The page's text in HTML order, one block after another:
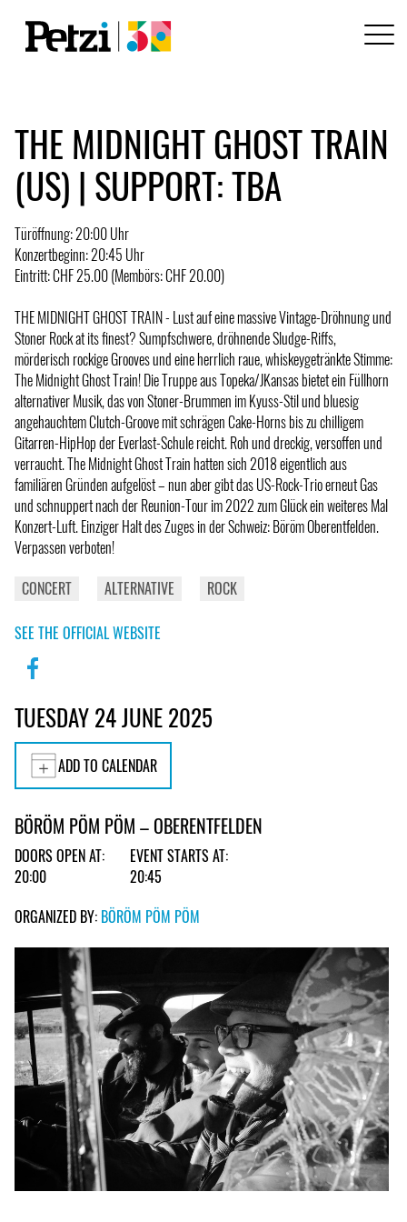
THE MIDNIGHT GHOST TRAIN
(US) | SUPPORT: TBA
Türöffnung: 20:00 Uhr
Konzertbeginn: 20:45 Uhr
Eintritt: CHF 25.00 (Membörs: CHF 20.00)
THE MIDNIGHT GHOST TRAIN - Lust auf eine massive Vintage-Dröhnung und
Stoner Rock at its finest? Sumpfschwere, dröhnende Sludge-Riffs,
mörderisch rockige Grooves und eine herrlich raue, whiskeygetränkte Stimme:
The Midnight Ghost Train! Die Truppe aus Topeka/JKansas bietet ein Füllhorn
alternativer Musik, das von Stoner-Brummen im Kyuss-Stil und bluesig
angehauchtem Clutch-Groove mit schrägen Cake-Horns bis zu chilligem
Gitarren-HipHop der Everlast-Schule reicht. Roh und dreckig, versoffen und
verraucht. The Midnight Ghost Train hatten sich 2018 eigentlich aus
familiären Gründen aufgelöst – nun aber gibt das US-Rock-Trio erneut Gas
und schnuppert nach der Reunion-Tour im 2022 zum Glück ein weiteres Mal
Konzert-Luft. Einziger Halt des Zuges in der Schweiz: Böröm Oberentfelden.
Verpassen verboten!
CONCERT
ALTERNATIVE ROCK
SEE THE OFFICIAL WEBSITE
TUESDAY 24 JUNE 2025
ADD TO CALENDAR
BÖRÖM PÖM PÖM – OBERENTFELDEN
DOORS OPEN AT:
20:00
EVENT STARTS AT:
20:45
ORGANIZED BY: BÖRÖM PÖM PÖM